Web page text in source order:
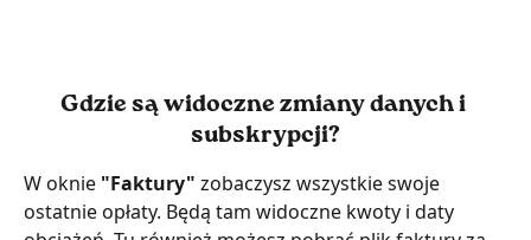
Gdzie są widoczne zmiany danych i
subskrypcji?
W oknie "Faktury" zobaczysz wszystkie swoje
ostatnie opłaty. Będą tam widoczne kwoty i daty